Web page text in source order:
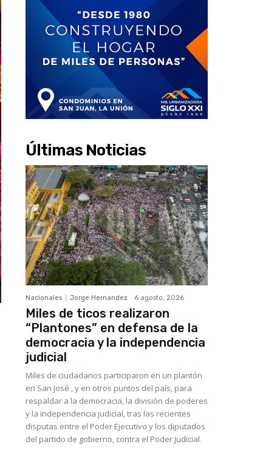
Últimas Noticias
Nacionales Jorge Hernandez - 6 agosto, 2026
Miles de ticos realizaron
“Plantones” en defensa de la
democracia y la independencia
judicial
Miles de ciudadanos participaron en un plantón
en San José , y en otros puntos del país, para
respaldar a la democracia, la división de poderes
y la independencia judicial, tras las recientes
disputas entre el Poder Ejecutivo y los diputados
del partido de gobierno, contra el Poder Judicial.